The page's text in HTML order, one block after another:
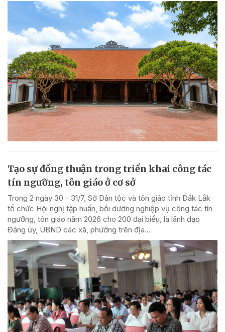
Tạo sự đồng thuận trong triển khai công tác
tín ngưỡng, tôn giáo ở cơ sở
Trong 2 ngày 30 - 31/7, Sở Dân tộc và tôn giáo tỉnh Đắk Lắk
tổ chức Hội nghị tập huấn, bồi dưỡng nghiệp vụ công tác tín
ngưỡng, tôn giáo năm 2026 cho 200 đại biểu, là lãnh đạo
Đảng ủy, UBND các xã, phường trên địa...